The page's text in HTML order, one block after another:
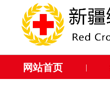
网站首页 |